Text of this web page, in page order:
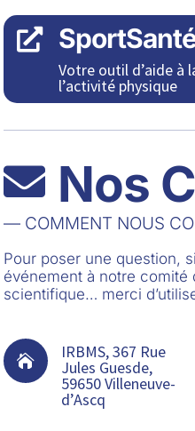

Votre outil d’aide à
l’activité physique
 Nos
— COMMENT NOUS
Pour poser une question,
événement à notre comité
scientifique… merci
 IRBMS, 367 Rue
Jules Guesde,
59650 Villeneuve-
d’Ascq